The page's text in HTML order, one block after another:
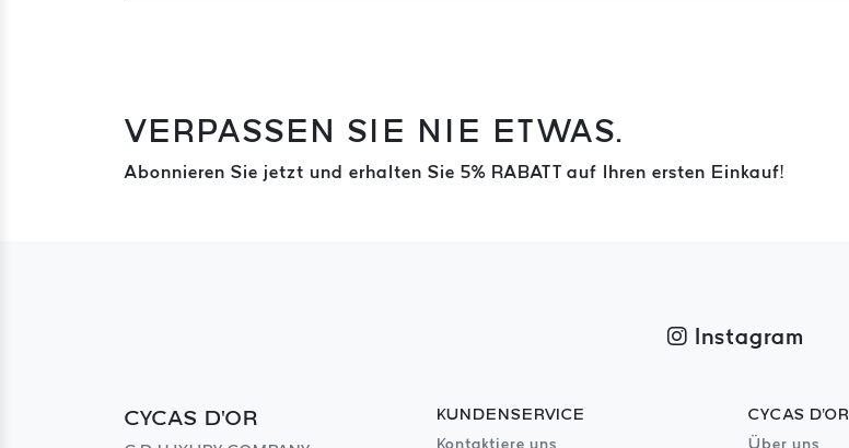
VERPASSEN SIE NIE ETWAS.
Abonnieren Sie jetzt und erhalten Sie 5% RABATT auf Ihren ersten Einkauf!
Instagram
CYCAS D'OR
KUNDENSERVICE
Kontaktiere uns
CYCAS D'OR
Über uns